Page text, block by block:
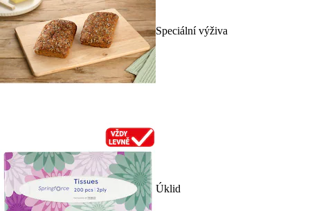
Speciální výživa
Úklid